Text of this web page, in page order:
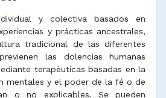
y colectiva basados en
y prácticas ancestrales,
tradicional de las diferentes
las dolencias humanas
terapéuticas basadas en la
mentales y el poder de la fé o de
o no explicables. Se pueden